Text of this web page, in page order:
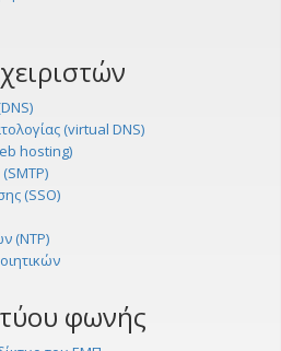
(virtual DNS)
hosting)
(SSO)
(NTP)
φωνής